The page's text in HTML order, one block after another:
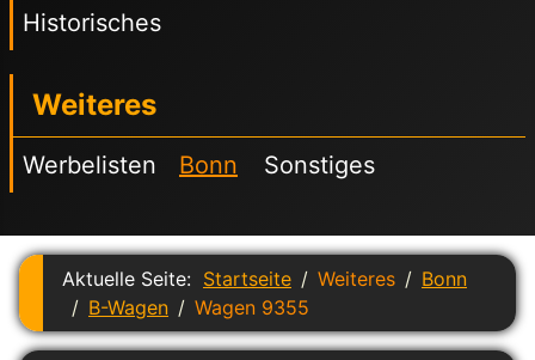
Historisches
Weiteres
Werbelisten Bonn Sonstiges
Aktuelle Seite: Startseite Weiteres
Bonn
B-Wagen
Wagen 9355